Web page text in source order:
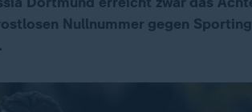
Nullnummer gegen